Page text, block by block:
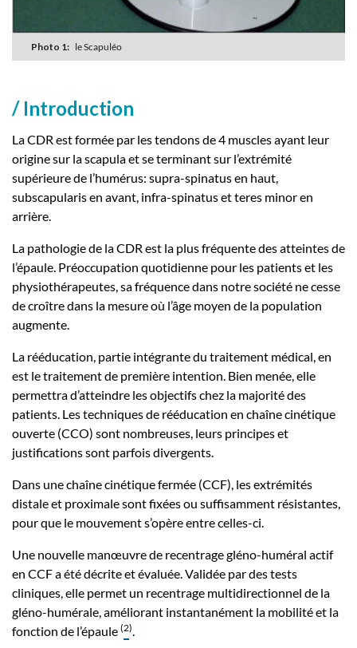
Photo 1: le Scapuléo
/ Introduction
La CDR est formée par les tendons de 4 muscles ayant leur
origine sur la scapula et se terminant sur l’extrémité
supérieure de l’humérus: supra-spinatus en haut,
subscapularis en avant, infra-spinatus et teres minor en
arrière.
La pathologie de la CDR est la plus fréquente des atteintes de
l’épaule. Préoccupation quotidienne pour les patients et les
physiothérapeutes, sa fréquence dans notre société ne cesse
de croître dans la mesure où l’âge moyen de la population
augmente.
La rééducation, partie intégrante du traitement médical, en
est le traitement de première intention. Bien menée, elle
permettra d’atteindre les objectifs chez la majorité des
patients. Les techniques de rééducation en chaîne cinétique
ouverte (CCO) sont nombreuses, leurs principes et
justifications sont parfois divergents.
Dans une chaîne cinétique fermée (CCF), les extrémités
distale et proximale sont fixées ou suffisamment résistantes,
pour que le mouvement s’opère entre celles-ci.
Une nouvelle manœuvre de recentrage gléno-huméral actif
en CCF a été décrite et évaluée. Validée par des tests
cliniques, elle permet un recentrage multidirectionnel de la
gléno-humérale, améliorant instantanément la mobilité et la
fonction de l’épaule (2).